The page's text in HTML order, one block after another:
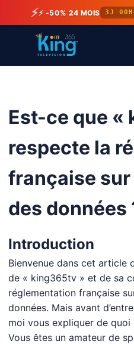
⚡⚡ -50% 24 MOIS 3J
Est-ce que «
respecte la
française
des données
Introduction
Bienvenue dans cet article
de « king365tv » et de sa
réglementation française
données. Mais avant
moi vous expliquer de quoi
Vous êtes un amateur de